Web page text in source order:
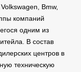
Bmw,
компаний
одним из
В состав
центров в
техническую